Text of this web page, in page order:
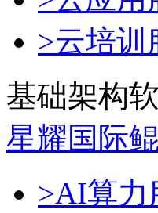
>云培训
基础架构
星耀国际
>AI算力